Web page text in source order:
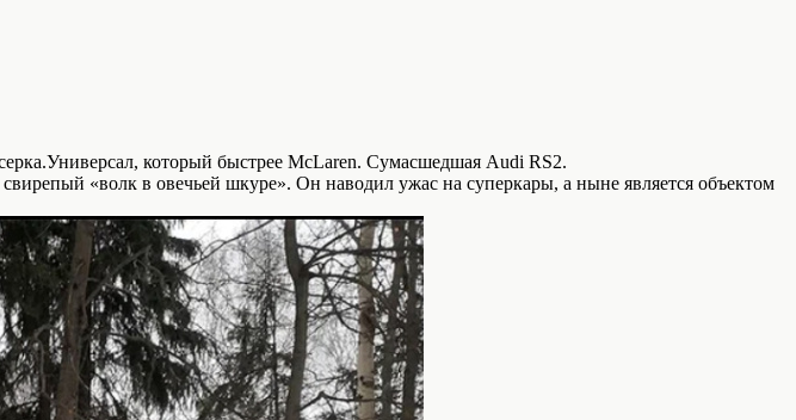
который быстрее McLaren. Cумасшедшая Audi RS2.
«волк в овечьей шкуре». Он наводил ужас на суперкары, а ныне является объектом